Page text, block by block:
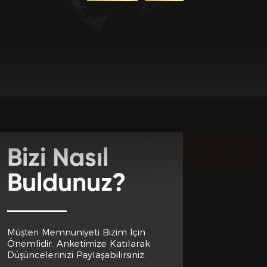
Bizi Nasıl
Buldunuz?
Müşteri Memnuniyeti Bizim İçin
Önemlidir. Anketimize Katılarak
Düşüncelerinizi Paylaşabilirsiniz.